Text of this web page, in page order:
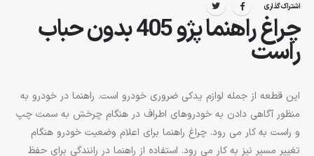
اشتراک گذاری
چراغ راهنما پژو 405 بدون حباب
راست
این قطعه از جمله لوازم یدکی ضروری خودرو است. راهنما در خودرو به
منظور آگاهی دادن به خودروهای اطراف در هنگام چرخش به سمت چپ
و راست به کار می رود. چراغ راهنما برای اعلام وضعیت خودرو هنگام
تغییر مسیر نیز به کار می رود. استفاده از راهنما در رانندگی برای حفظ